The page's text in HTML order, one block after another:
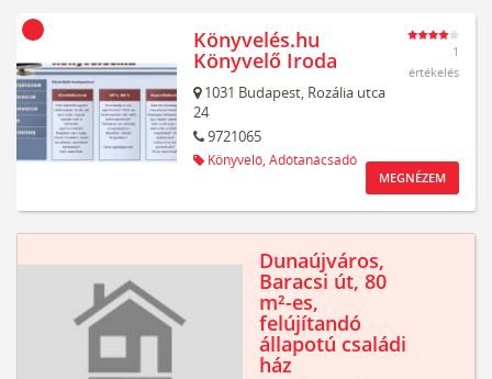
Könyvelés.hu
Könyvelő Iroda
1031 Budapest, Rozália utca
24
9721065
Könyvelő, Adótanácsadó
1
értékelés
MEGNÉZEM
Dunaújváros,
Baracsi út, 80
m²-es,
felújítandó
állapotú családi
ház